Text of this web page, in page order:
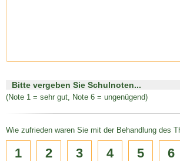
Bitte vergeben Sie Schulnoten...
(Note 1 = sehr gut, Note 6 = ungenügend)
Wie zufrieden waren Sie mit der Behandlung des
1 2 3 4 5 6